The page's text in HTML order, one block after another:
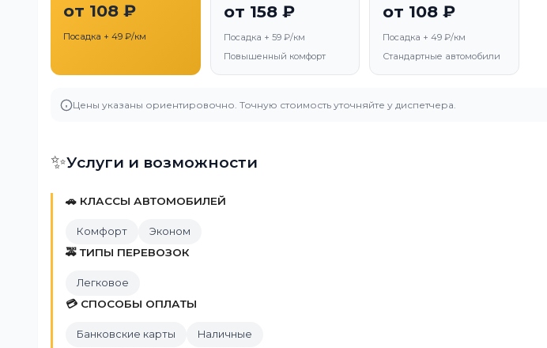
от 108 ₽
Посадка + 49 ₽/км
от 158 ₽
Посадка + 59 ₽/км
Повышенный комфорт
от 108 ₽
Посадка + 49 ₽/км
Стандартные автомобили
Цены указаны ориентировочно. Точную стоимость уточняйте у диспетчера.
✨Услуги и возможности
🚗 КЛАССЫ АВТОМОБИЛЕЙ
Комфорт Эконом
🚕 ТИПЫ ПЕРЕВОЗОК
Легковое
💳 СПОСОБЫ ОПЛАТЫ
Банковские карты Наличные